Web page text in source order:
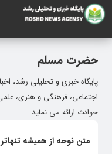
حضرت مسلم
پایگاه خبری و تحلیلی رشد،
اجتماعی، فرهنگی و هنری،
حوادث ارائه می نماید
متن نوحه از همیشه